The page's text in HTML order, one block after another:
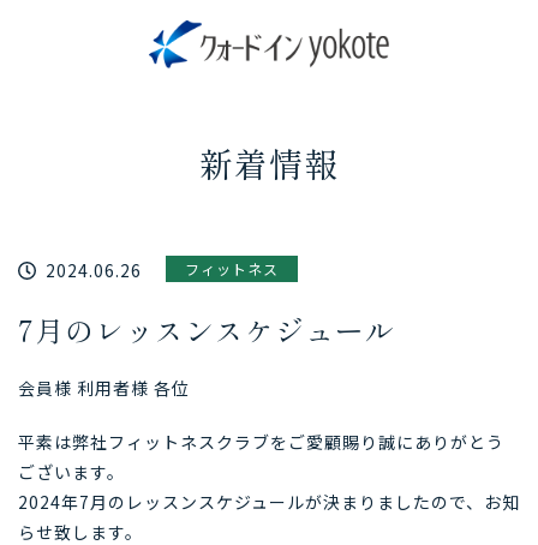
新着情報
2024.06.26 フィットネス
7月のレッスンスケジュール
会員様 利用者様 各位
平素は弊社フィットネスクラブをご愛顧賜り誠にありがとう
ございます。
2024年7月のレッスンスケジュールが決まりましたので、お知
らせ致します。